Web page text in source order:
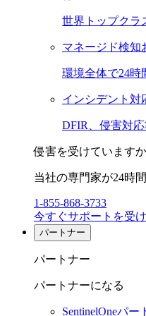
世界トップクラ
マネージド検知
環境全体で24時
インシデント対
DFIR、侵害対
侵害を受けています
当社の専門家が24時
1-855-868-3733
今すぐサポートを受
パートナー
パートナー
パートナーになる
SentinelOneパー